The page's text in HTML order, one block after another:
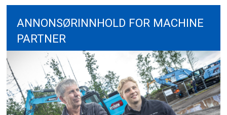
ANNONSØRINNHOLD FOR MACHINE
PARTNER